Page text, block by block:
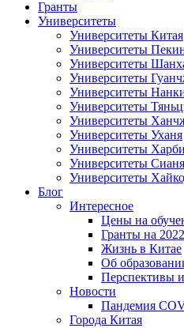
Гранты
Университеты
Университеты Китая
Университеты
Университеты
Университеты
Университеты
Университеты
Университеты
Университеты Уханя
Университеты
Университеты Сианя
Университеты
Блог
Интересное
Цены на
Гранты на
Жизнь в Китае
Об
Перспективы и
Новости
Пандемия
Города Китая